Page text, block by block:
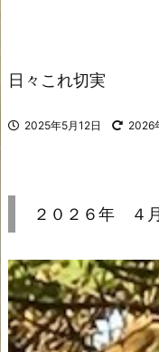
日々これ切実
2025年5月12日 2026
２０２６年 ４